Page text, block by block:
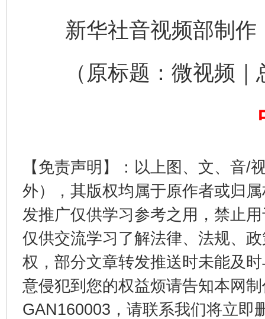
新华社音视频部制作
（原标题：微视频｜
【免责声明】：以上图、文、音/
外），其版权均属于原作者或归
发推广仅供学习参考之用，禁止
仅供交流学习了解法律、法规、
权，部分文章转发推送时未能及
意侵犯到您的权益烦请告知本网
GAN160003，请联系我们将立即
东山县通报“牛蛙产品抗生素超标问题”